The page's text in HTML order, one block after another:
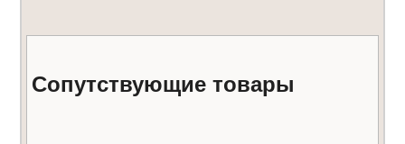
Сопутствующие товары